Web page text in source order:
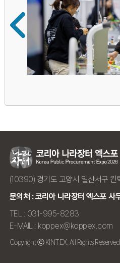
(10390) 경기도 고양시 일산서구
문의처 : 코리아 나라장터 엑스포 사
TEL : 031-995-8283
E-MAIL : koppex@koppex.com
Copyright ⓒ KINTEX. All Rights Reserved.